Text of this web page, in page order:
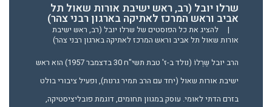
שרלו יובל (רב, ראש ישיבת אורות שאול תל
אביב וראש המרכז לאתיקה בארגון רבני צהר)
|
להציג את כל הפוסטים של שרלו יובל (רב, ראש ישיבת
אורות שאול תל אביב וראש המרכז לאתיקה בארגון רבני צהר)
הרב יובל שֶרְלוֹ (נולד ב-ז' טבת תשי"ח 30 בדצמבר 1957) הוא ראש
ישיבת אורות שאול (יחד עם הרב תמיר גרנות), ופעיל ציבורי בולט
בזרם הדתי לאומי. עוסק במגוון תחומים, דוגמת פובליציסטיקה,